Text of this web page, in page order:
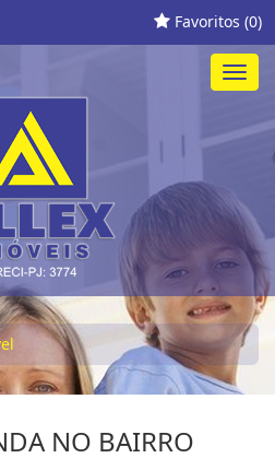
Favoritos (0)
NO BAIRRO